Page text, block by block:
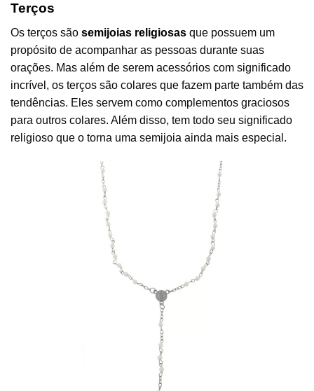
Terços
Os terços são semijoias religiosas que possuem um
propósito de acompanhar as pessoas durante suas
orações. Mas além de serem acessórios com significado
incrível, os terços são colares que fazem parte também das
tendências. Eles servem como complementos graciosos
para outros colares. Além disso, tem todo seu significado
religioso que o torna uma semijoia ainda mais especial.